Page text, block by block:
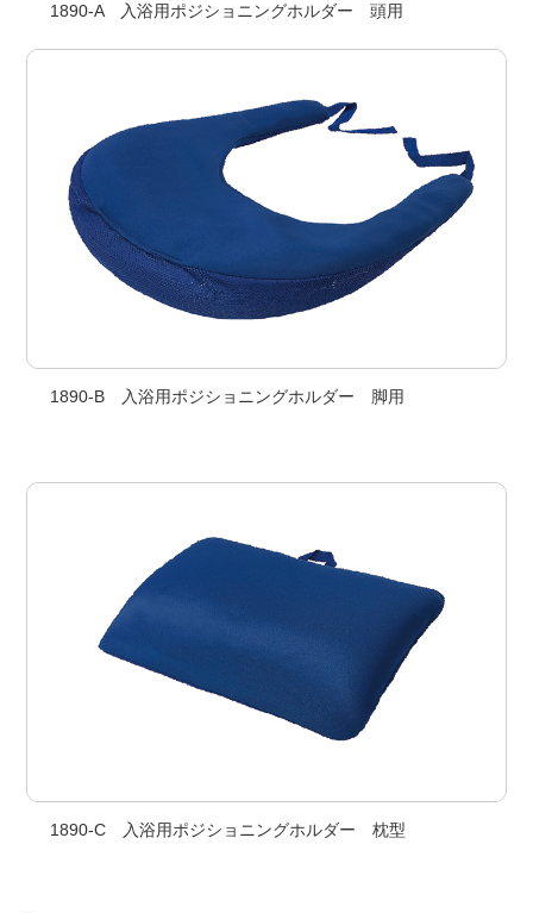
1890-A 入浴用ポジショニングホルダー 頭用
1890-B 入浴用ポジショニングホルダー 脚用
1890-C 入浴用ポジショニングホルダー 枕型